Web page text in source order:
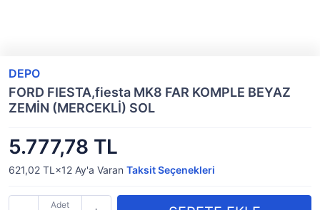
DEPO
FORD FIESTA,fiesta MK8 FAR KOMPLE BEYAZ
ZEMİN (MERCEKLİ) SOL
5.777,78 TL
621,02 TL×12 Ay'a Varan Taksit Seçenekleri
Adet